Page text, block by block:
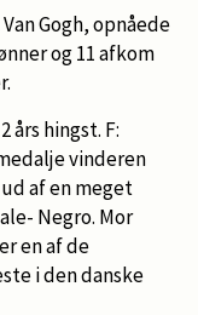
Gogh, opnåede
og 11 afkom
års hingst. F:
vinderen
af en meget
Negro. Mor
en af de
i den danske